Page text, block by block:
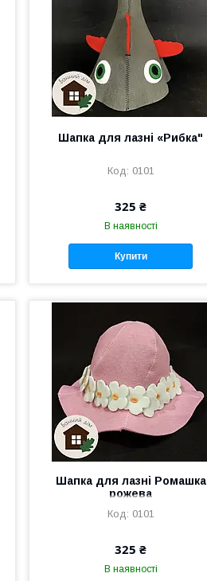
Шапка для лазні «Рибка"
0101
325 ₴
В наявності
Купити
Шапка для лазні Ромашка
рожева
0101
325 ₴
В наявності